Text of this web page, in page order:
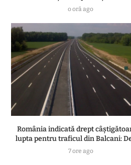
o oră ago
România indicată drept
lupta pentru traficul din Balcani:
7 ore ago